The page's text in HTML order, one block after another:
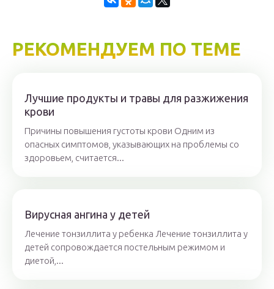
РЕКОМЕНДУЕМ ПО ТЕМЕ
Лучшие продукты и травы для разжижения
крови
Причины повышения густоты крови Одним из
опасных симптомов, указывающих на проблемы со
здоровьем, считается...
Вирусная ангина у детей
Лечение тонзиллита у ребенка Лечение тонзиллита у
детей сопровождается постельным режимом и
диетой,...